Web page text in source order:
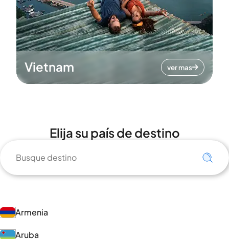
Vietnam ver mas
Elija su país de destino
Armenia
Aruba